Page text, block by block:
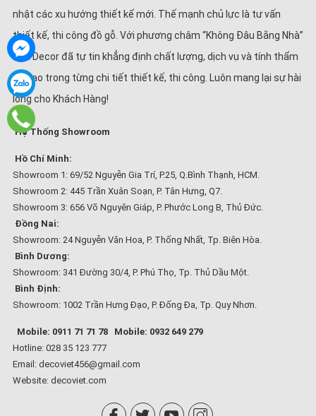
nhật các xu hướng thiết kế mới. Thế mạnh chủ lực là tư vấn
thiết kế, thi công đồ gỗ. Với phương châm “Không Đâu Bằng Nhà”
Nhà Decor đã tự tin khẳng định chất lượng, dịch vụ và tính thẩm
mĩ cao trong từng chi tiết thiết kế, thi công. Luôn mang lại sự hài
lòng cho Khách Hàng!
Hệ Thống Showroom
Hồ Chí Minh:
Showroom 1: 69/52 Nguyễn Gia Trí, P.25, Q.Bình Thạnh, HCM.
Showroom 2: 445 Trần Xuân Soạn, P. Tân Hưng, Q7.
Showroom 3: 656 Võ Nguyên Giáp, P. Phước Long B, Thủ Đức.
Đồng Nai:
Showroom: 24 Nguyễn Văn Hoa, P. Thống Nhất, Tp. Biên Hòa.
Bình Dương:
Showroom: 341 Đường 30/4, P. Phú Thọ, Tp. Thủ Dầu Một.
Bình Định:
Showroom: 1002 Trần Hưng Đạo, P. Đống Đa, Tp. Quy Nhơn.
Mobile: 0911 71 71 78
Mobile: 0932 649 279
Hotline: 028 35 123 777
Email: decoviet456@gmail.com
Website: decoviet.com